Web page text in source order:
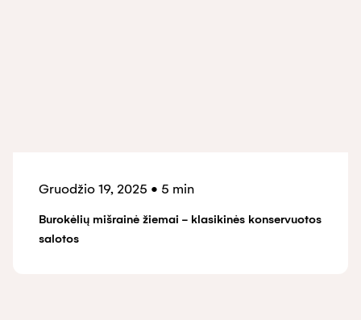
Gruodžio 19, 2025 • 5 min
Burokėlių mišrainė žiemai - klasikinės konservuotos
salotos